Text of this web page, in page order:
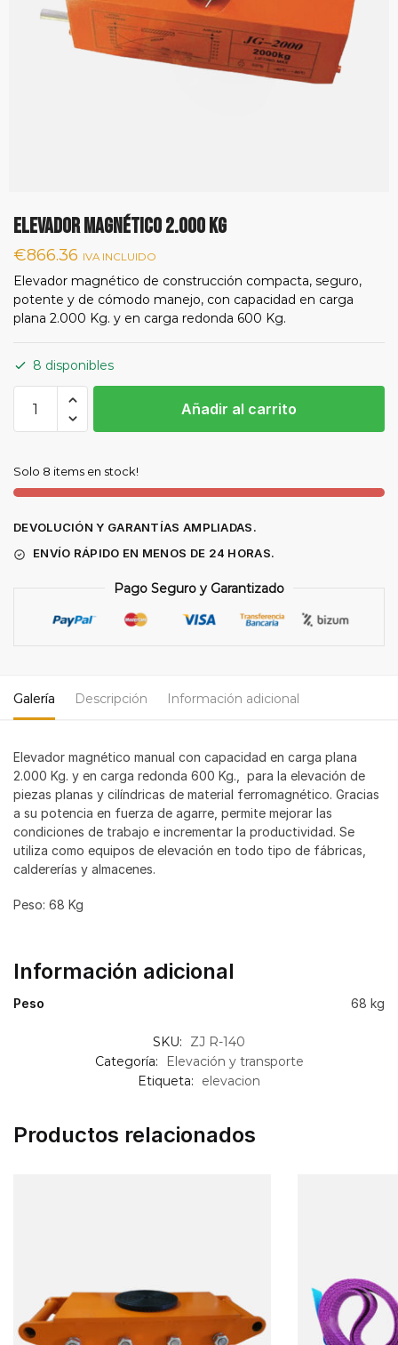
ELEVADOR MAGNÉTICO 2.000 KG
€866.36 IVA INCLUIDO
Elevador magnético de construcción compacta, seguro,
potente y de cómodo manejo, con capacidad en carga
plana 2.000 Kg. y en carga redonda 600 Kg.
8 disponibles
ELEVADOR
MAGNÉTICO
cantidad
Añadir al carrito
Solo 8 items en stock!
DEVOLUCIÓN Y GARANTÍAS AMPLIADAS.
ENVÍO RÁPIDO EN MENOS DE 24 HORAS.
Pago Seguro y Garantizado
Galería Descripción Información adicional
Elevador magnético manual con capacidad en carga plana
2.000 Kg. y en carga redonda 600 Kg., para la elevación de
piezas planas y cilíndricas de material ferromagnético. Gracias
a su potencia en fuerza de agarre, permite mejorar las
condiciones de trabajo e incrementar la productividad. Se
utiliza como equipos de elevación en todo tipo de fábricas,
caldererías y almacenes.
Peso: 68 Kg
Información adicional
Peso 68 kg
SKU:
ZJ R-140
Categoría:
Elevación y transporte
Etiqueta:
elevacion
Productos relacionados